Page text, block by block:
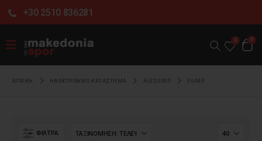
+30 2510 836281
0 0
ΑΡΧΙΚΉ ΗΛΕΚΤΡΟΝΙΚΌ ΚΑΤΆΣΤΗΜΑ ΑΞΕΣΟΥΑΡ PUMP
ΦΊΛΤΡΑ